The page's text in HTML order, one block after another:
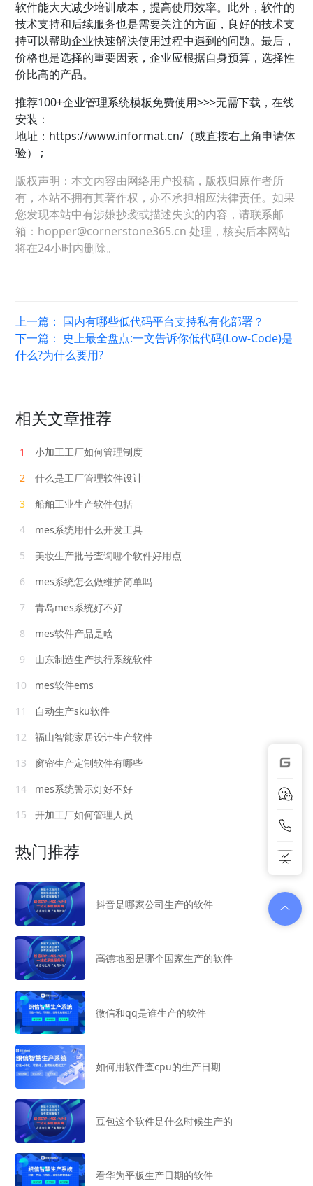
软件能大大减少培训成本，提高使用效率。此外，软件的
技术支持和后续服务也是需要关注的方面，良好的技术支
持可以帮助企业快速解决使用过程中遇到的问题。最后，
价格也是选择的重要因素，企业应根据自身预算，选择性
价比高的产品。
推荐100+企业管理系统模板免费使用>>>无需下载，在线
安装：
地址： https://www.informat.cn/（或直接右上角申请体
验） ;
版权声明：本文内容由网络用户投稿，版权归原作者所
有，本站不拥有其著作权，亦不承担相应法律责任。如果
您发现本站中有涉嫌抄袭或描述失实的内容，请联系邮
箱：hopper@cornerstone365.cn 处理，核实后本网站
将在24小时内删除。
上一篇： 国内有哪些低代码平台支持私有化部署？
下一篇： 史上最全盘点:一文告诉你低代码(Low-Code)是
什么?为什么要用?
相关文章推荐
1
小加工工厂如何管理制度
2
什么是工厂管理软件设计
3
船舶工业生产软件包括
4
mes系统用什么开发工具
5
美妆生产批号查询哪个软件好用点
6
mes系统怎么做维护简单吗
7
青岛mes系统好不好
8
mes软件产品是啥
9
山东制造生产执行系统软件
10
mes软件ems
11
自动生产sku软件
12
福山智能家居设计生产软件
13
窗帘生产定制软件有哪些
14
mes系统警示灯好不好
15
开加工厂如何管理人员
热门推荐
抖音是哪家公司生产的软件
高德地图是哪个国家生产的软件
微信和qq是谁生产的软件
如何用软件查cpu的生产日期
豆包这个软件是什么时候生产的
看华为平板生产日期的软件